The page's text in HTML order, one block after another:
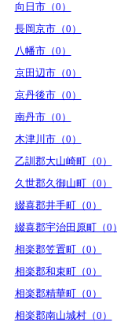
向日市（0）
長岡京市（0）
八幡市（0）
京田辺市（0）
京丹後市（0）
南丹市（0）
木津川市（0）
乙訓郡大山崎町（0）
久世郡久御山町（0）
綴喜郡井手町（0）
綴喜郡宇治田原町（0）
相楽郡笠置町（0）
相楽郡和束町（0）
相楽郡精華町（0）
相楽郡南山城村（0）